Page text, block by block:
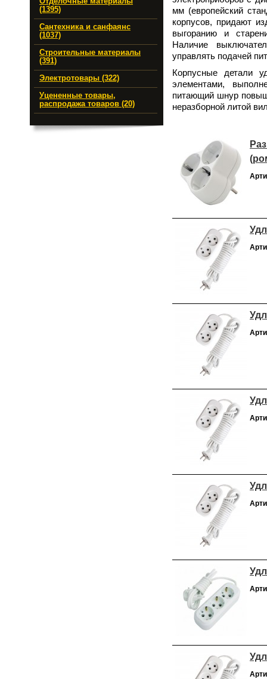
(1395)
Сантехника и санфаянс
(1037)
Строительные материалы
(391)
Электротовары (322)
Уцененные товары,
распродажа товаров (20)
мм (европейский
корпусов, придают
выгоранию и
Наличие
управлять подачей
Корпусные детали
элементами,
питающий шнур
неразборной литой